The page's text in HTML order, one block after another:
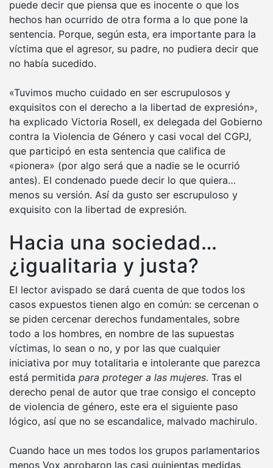
puede decir que piensa que es inocente o que los
hechos han ocurrido de otra forma a lo que pone la
sentencia. Porque, según esta, era importante para la
víctima que el agresor, su padre, no pudiera decir que
no había sucedido.
«Tuvimos mucho cuidado en ser escrupulosos y
exquisitos con el derecho a la libertad de expresión»,
ha explicado Victoria Rosell, ex delegada del Gobierno
contra la Violencia de Género y casi vocal del CGPJ,
que participó en esta sentencia que califica de
«pionera» (por algo será que a nadie se le ocurrió
antes). El condenado puede decir lo que quiera…
menos su versión. Así da gusto ser escrupuloso y
exquisito con la libertad de expresión.
Hacia una sociedad…
¿igualitaria y justa?
El lector avispado se dará cuenta de que todos los
casos expuestos tienen algo en común: se cercenan o
se piden cercenar derechos fundamentales, sobre
todo a los hombres, en nombre de las supuestas
víctimas, lo sean o no, y por las que cualquier
iniciativa por muy totalitaria e intolerante que parezca
está permitida para proteger a las mujeres. Tras el
derecho penal de autor que trae consigo el concepto
de violencia de género, este era el siguiente paso
lógico, así que no se escandalice, malvado machirulo.
Cuando hace un mes todos los grupos parlamentarios
menos Vox aprobaron las casi quinientas medidas